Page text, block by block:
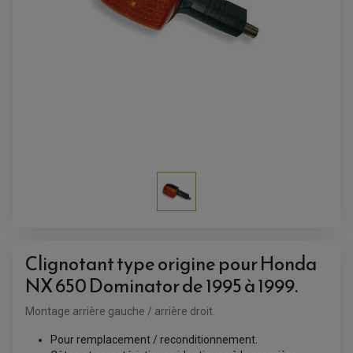
SUPPORT ANTIVOL
ACCESSOIRES ANODISES POUR QUAD
Clignotant type origine pour Honda
NX 650 Dominator de 1995 à 1999.
Montage arrière gauche / arrière droit.
Pour remplacement / reconditionnement.